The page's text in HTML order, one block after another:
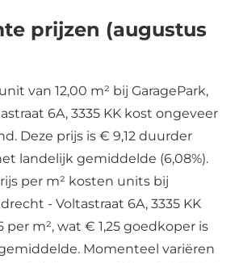
prijzen (augustus
van 12,00 m² bij GaragePark,
6A, 3335 KK kost ongeveer
Deze prijs is € 9,12 duurder
landelijk gemiddelde (6,08%).
per m² kosten units bij
- Voltastraat 6A, 3335 KK
per m², wat € 1,25 goedkoper is
Momenteel variëren